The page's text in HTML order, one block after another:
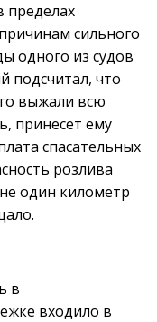
пределах
сильного
одного из судов
подсчитал, что
выжали всю
принесет ему
спасательных
розлива
один километр
в
входило в